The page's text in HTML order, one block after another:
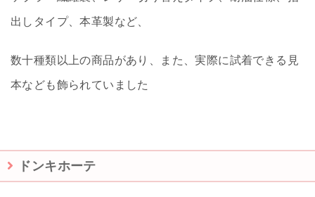
出しタイプ、本革製など、
数十種類以上の商品があり、また、実際に試着できる見
本なども飾られていました
ドンキホーテ